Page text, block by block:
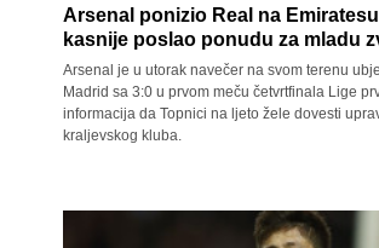
Arsenal ponizio Real na
kasnije poslao ponudu za mladu
Arsenal je u utorak navečer na svom terenu
Madrid sa 3:0 u prvom meču četvrtfinala Lige
informacija da Topnici na ljeto žele dovesti
kraljevskog kluba.